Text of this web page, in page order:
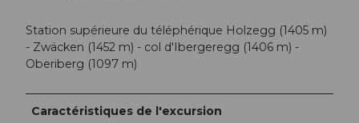
Station supérieure du téléphérique Holzegg (1405 m)
- Zwäcken (1452 m) - col d'Ibergeregg (1406 m) -
Oberiberg (1097 m)
Caractéristiques de l'excursion